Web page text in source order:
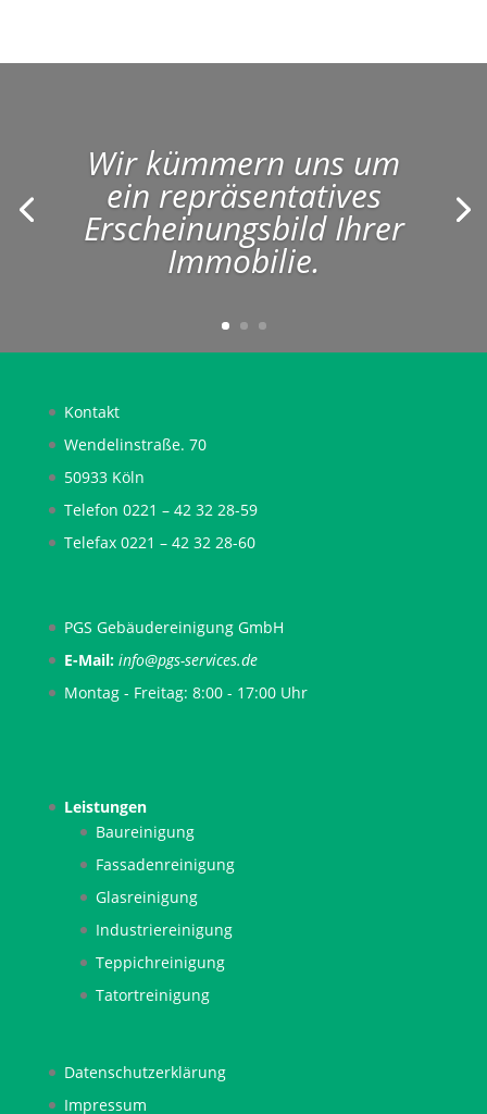
Wir kümmern uns um
ein repräsentatives
Erscheinungsbild Ihrer
Immobilie.
Kontakt
Wendelinstraße. 70
50933 Köln
Telefon 0221 – 42 32 28-59
Telefax 0221 – 42 32 28-60
PGS Gebäudereinigung GmbH
E-Mail: info@pgs-services.de
Montag - Freitag: 8:00 - 17:00 Uhr
Leistungen
Baureinigung
Fassadenreinigung
Glasreinigung
Industriereinigung
Teppichreinigung
Tatortreinigung
Datenschutzerklärung
Impressum